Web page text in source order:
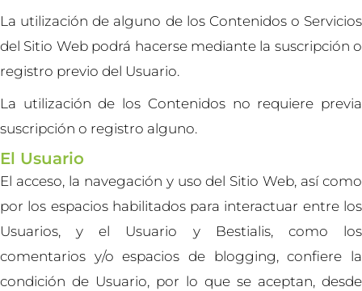
La utilización de alguno de los Contenidos o Servicios
del Sitio Web podrá hacerse mediante la suscripción o
registro previo del Usuario.
La utilización de los Contenidos no requiere previa
suscripción o registro alguno.
El Usuario
El acceso, la navegación y uso del Sitio Web, así como
por los espacios habilitados para interactuar entre los
Usuarios, y el Usuario y Bestialis, como los
comentarios y/o espacios de blogging, confiere la
condición de Usuario, por lo que se aceptan, desde